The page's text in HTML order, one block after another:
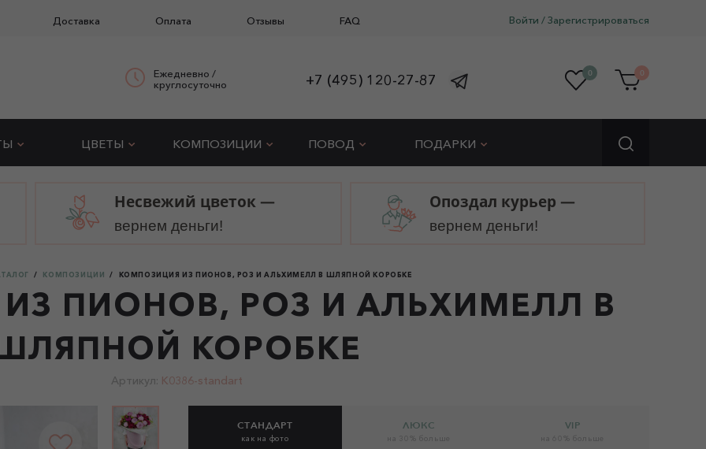
Доставка Оплата Отзывы FAQ Войти /Зарегистрироваться
Ежедневно /
круглосуточно
+7 (495) 120-27-87 0 0
ЦВЕТЫ КОМПОЗИЦИИ ПОВОД ПОДАРКИ
Несвежий цветок —
вернем деньги!
Опоздал курьер —
вернем деньги!
КОМПОЗИЦИИ КОМПОЗИЦИЯ ИЗ ПИОНОВ, РОЗ И АЛЬХИМЕЛЛ В ШЛЯПНОЙ КОРОБКЕ
ПИОНОВ, РОЗ И АЛЬХИМЕЛЛ В
КОРОБКЕ
Артикул: K0386-standart
СТАНДАРТ
как на фото
ЛЮКС VIP